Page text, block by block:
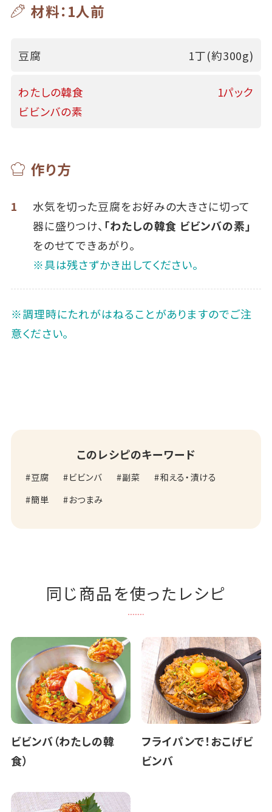
材料：1人前
豆腐 1丁(約300g)
わたしの韓食
ビビンバの素
1パック
作り方
1
水気を切った豆腐をお好みの大きさに切って
器に盛りつけ、 「わたしの韓食 ビビンバの素」
をのせてできあがり。
※具は残さずかき出してください。
※調理時にたれがはねることがありますのでご注
意ください。
このレシピのキーワード
豆腐 ビビンバ 副菜
和える・漬ける
簡単
おつまみ
同じ商品を使ったレシピ
ビビンバ（わたしの韓
食）
フライパンで！おこげビ
ビンバ